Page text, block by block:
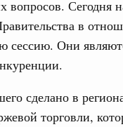
вопросов. Сегодня
в
сессию. Они
сделано в
торговли,